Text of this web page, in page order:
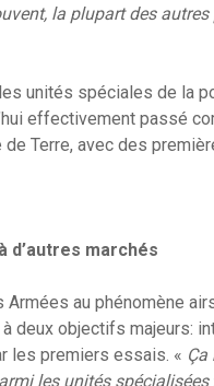
la plupart des
unités spéciales de la
effectivement passé
Terre, avec des
d’autres marchés
au phénomène
deux objectifs majeurs:
les premiers essais. « Ça
les unités spécialisées